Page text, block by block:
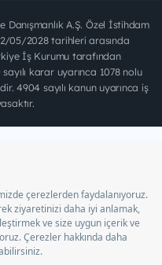
Danışmanlık A.Ş. Özel İstihdam
05/2028 tarihleri arasında
İş Kurumu tarafından
karar uyarınca 1078 nolu
4904 sayılı kanun uyarınca iş